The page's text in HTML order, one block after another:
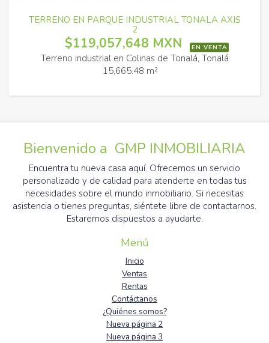
TERRENO EN PARQUE INDUSTRIAL TONALA AXIS
2
$119,057,648 MXN EN VENTA
Terreno industrial en Colinas de Tonalá, Tonalá
15,665.48 m²
Bienvenido a GMP INMOBILIARIA
Encuentra tu nueva casa aquí. Ofrecemos un servicio
personalizado y de calidad para atenderte en todas tus
necesidades sobre el mundo inmobiliario. Si necesitas
asistencia o tienes preguntas, siéntete libre de contactarnos.
Estaremos dispuestos a ayudarte.
Menú
Inicio
Ventas
Rentas
Contáctanos
¿Quiénes somos?
Nueva página 2
Nueva página 3